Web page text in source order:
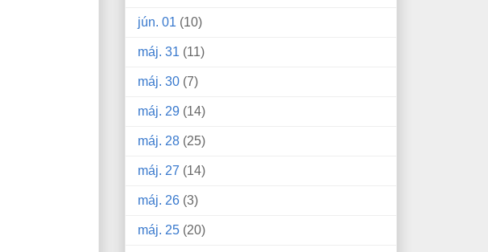
jún. 01 (10)
máj. 31 (11)
máj. 30 (7)
máj. 29 (14)
máj. 28 (25)
máj. 27 (14)
máj. 26 (3)
máj. 25 (20)